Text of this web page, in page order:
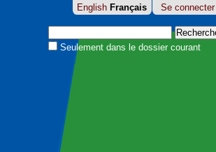
Se connecter
English Français
Chercher par
Seulement dans le dossier courant
Recherche
avancée…